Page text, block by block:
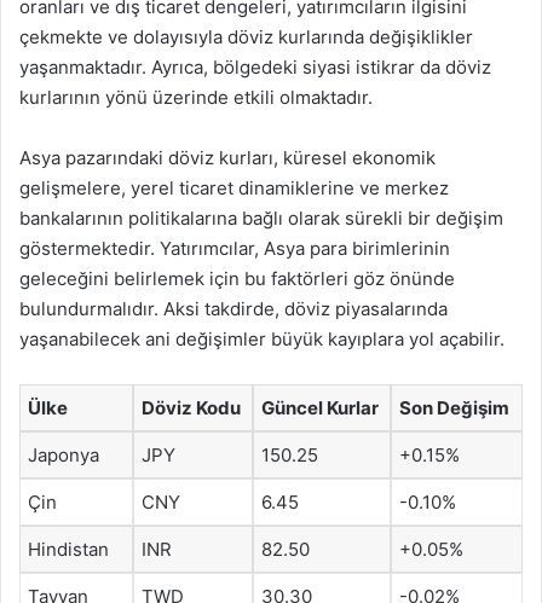
oranları ve dış ticaret dengeleri, yatırımcıların ilgisini
çekmekte ve dolayısıyla döviz kurlarında değişiklikler
yaşanmaktadır. Ayrıca, bölgedeki siyasi istikrar da döviz
kurlarının yönü üzerinde etkili olmaktadır.
Asya pazarındaki döviz kurları, küresel ekonomik
gelişmelere, yerel ticaret dinamiklerine ve merkez
bankalarının politikalarına bağlı olarak sürekli bir değişim
göstermektedir. Yatırımcılar, Asya para birimlerinin
geleceğini belirlemek için bu faktörleri göz önünde
bulundurmalıdır. Aksi takdirde, döviz piyasalarında
yaşanabilecek ani değişimler büyük kayıplara yol açabilir.
Ülke Döviz Kodu Güncel Kurlar Son Değişim
Japonya JPY 150.25 +0.15%
Çin CNY 6.45 -0.10%
Hindistan INR 82.50 +0.05%
Tayvan TWD 30.30 -0.02%